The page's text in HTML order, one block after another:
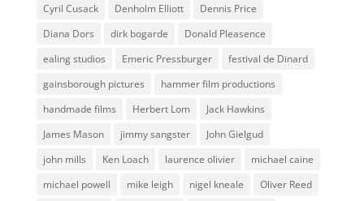
Cyril Cusack
Denholm Elliott
Dennis Price
Diana Dors
dirk bogarde
Donald Pleasence
ealing studios
Emeric Pressburger
festival de Dinard
gainsborough pictures
hammer film productions
handmade films
Herbert Lom
Jack Hawkins
James Mason
jimmy sangster
John Gielgud
john mills
Ken Loach laurence olivier
michael caine
michael powell
mike leigh nigel kneale
Oliver Reed